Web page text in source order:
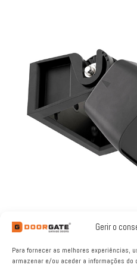
Gerir o
Para fornecer as melhores experiências,
armazenar e/ou aceder a informações
RADAR DE